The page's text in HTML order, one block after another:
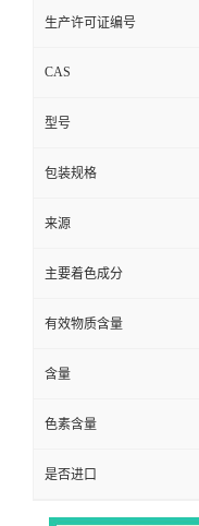
生产许可证编号
CAS
型号
包装规格
来源
主要着色成分
有效物质含量
含量
色素含量
是否进口